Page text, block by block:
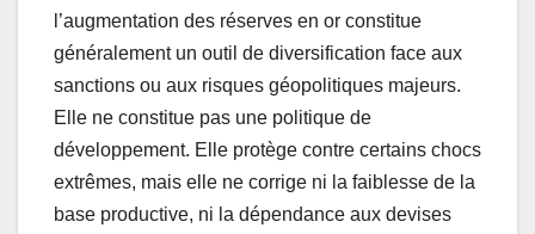
l’augmentation des réserves en or constitue
généralement un outil de diversification face aux
sanctions ou aux risques géopolitiques majeurs.
Elle ne constitue pas une politique de
développement. Elle protège contre certains chocs
extrêmes, mais elle ne corrige ni la faiblesse de la
base productive, ni la dépendance aux devises